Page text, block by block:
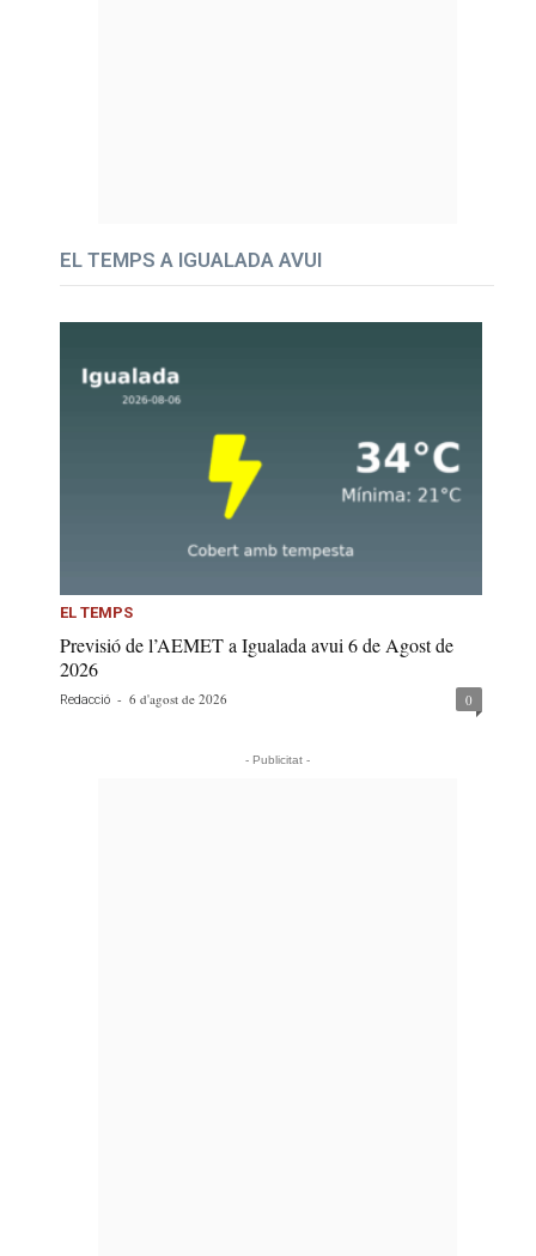
EL TEMPS A IGUALADA AVUI
EL TEMPS
Previsió de l’AEMET a Igualada avui 6 de Agost de
2026
Redacció - 6 d'agost de 2026 0
- Publicitat -